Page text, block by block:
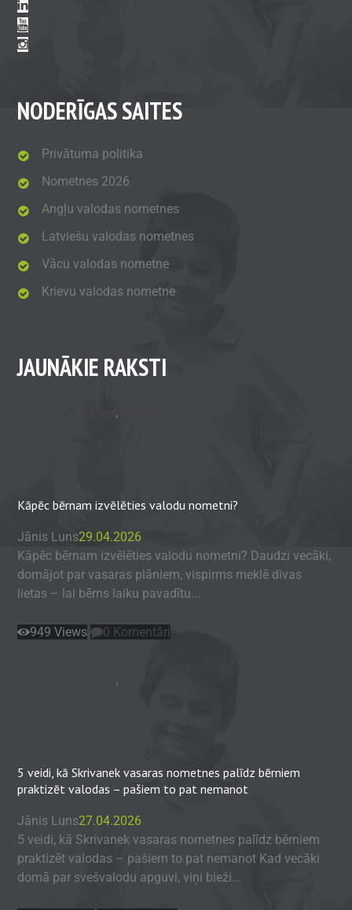
NODERĪGAS SAITES
Privātuma politika
Nometnes 2026
Angļu valodas nometnes
Latviešu valodas nometnes
Vācu valodas nometne
Krievu valodas nometne
JAUNĀKIE RAKSTI
,
Kāpēc bērnam izvēlēties valodu nometni?
Jānis Luns29.04.2026
Kāpēc bērnam izvēlēties valodu nometni? Daudzi vecāki,
domājot par vasaras plāniem, vispirms meklē divas
lietas – lai bērns laiku pavadītu...
949 Views 0 Komentāri
,
5 veidi, kā Skrivanek vasaras nometnes palīdz bērniem
praktizēt valodas – pašiem to pat nemanot
Jānis Luns27.04.2026
5 veidi, kā Skrivanek vasaras nometnes palīdz bērniem
praktizēt valodas – pašiem to pat nemanot Kad vecāki
domā par svešvalodu apguvi, viņi bieži...